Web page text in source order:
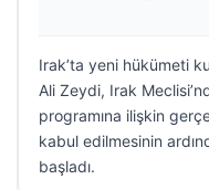
Irak’ta yeni hükümeti
Ali Zeydi, Irak
programına ilişkin
kabul edilmesinin
başladı.